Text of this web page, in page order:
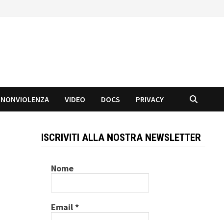
NONVIOLENZA VIDEO DOCS PRIVACY
ISCRIVITI ALLA NOSTRA NEWSLETTER
Nome
Email*